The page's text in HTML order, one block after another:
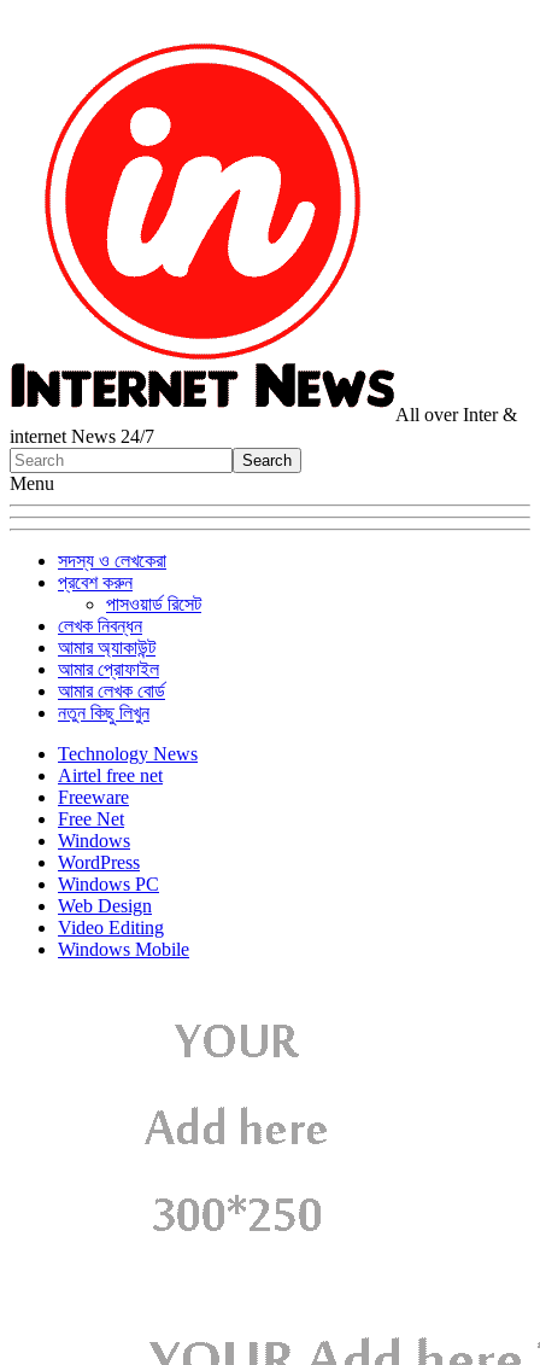
All over Inter &
internet News 24/7
Menu
সদস্য ও লেখকেরা
প্রবেশ করুন
পাসওয়ার্ড রিসেট
লেখক নিবন্ধন
আমার অ্যাকাউন্ট
আমার প্রোফাইল
আমার লেখক বোর্ড
নতুন কিছু লিখুন
Technology News
Airtel free net
Freeware
Free Net
Windows
WordPress
Windows PC
Web Design
Video Editing
Windows Mobile